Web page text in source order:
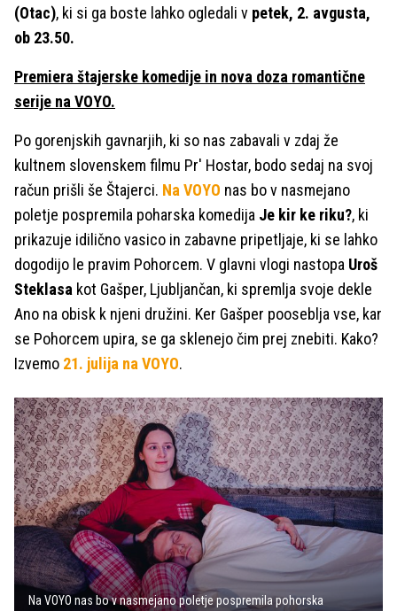
(Otac), ki si ga boste lahko ogledali v petek, 2. avgusta,
ob 23.50.
Premiera štajerske komedije in nova doza romantične
serije na VOYO.
Po gorenjskih gavnarjih, ki so nas zabavali v zdaj že
kultnem slovenskem filmu Pr' Hostar, bodo sedaj na svoj
račun prišli še Štajerci. Na VOYO nas bo v nasmejano
poletje pospremila poharska komedija Je kir ke riku?, ki
prikazuje idilično vasico in zabavne pripetljaje, ki se lahko
dogodijo le pravim Pohorcem. V glavni vlogi nastopa Uroš
Steklasa kot Gašper, Ljubljančan, ki spremlja svoje dekle
Ano na obisk k njeni družini. Ker Gašper pooseblja vse, kar
se Pohorcem upira, se ga sklenejo čim prej znebiti. Kako?
Izvemo 21. julija na VOYO.
Na VOYO nas bo v nasmejano poletje pospremila pohorska